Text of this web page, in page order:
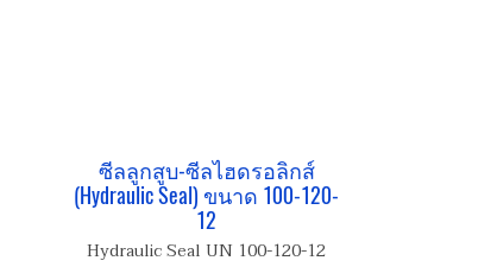
ซีลลูกสูบ-ซีลไฮดรอลิกส์
(Hydraulic Seal) ขนาด 100-120-
12
Hydraulic Seal UN 100-120-12